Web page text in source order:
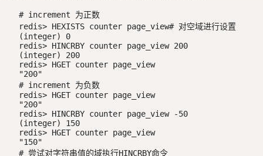
# increment 为正数
redis> HEXISTS counter page_view# 对空域进行设置
(integer) 0
redis> HINCRBY counter page_view 200
(integer) 200
redis> HGET counter page_view
"200"
# increment 为负数
redis> HGET counter page_view
"200"
redis> HINCRBY counter page_view -50
(integer) 150
redis> HGET counter page_view
"150"
# 尝试对字符串值的域执行HINCRBY命令